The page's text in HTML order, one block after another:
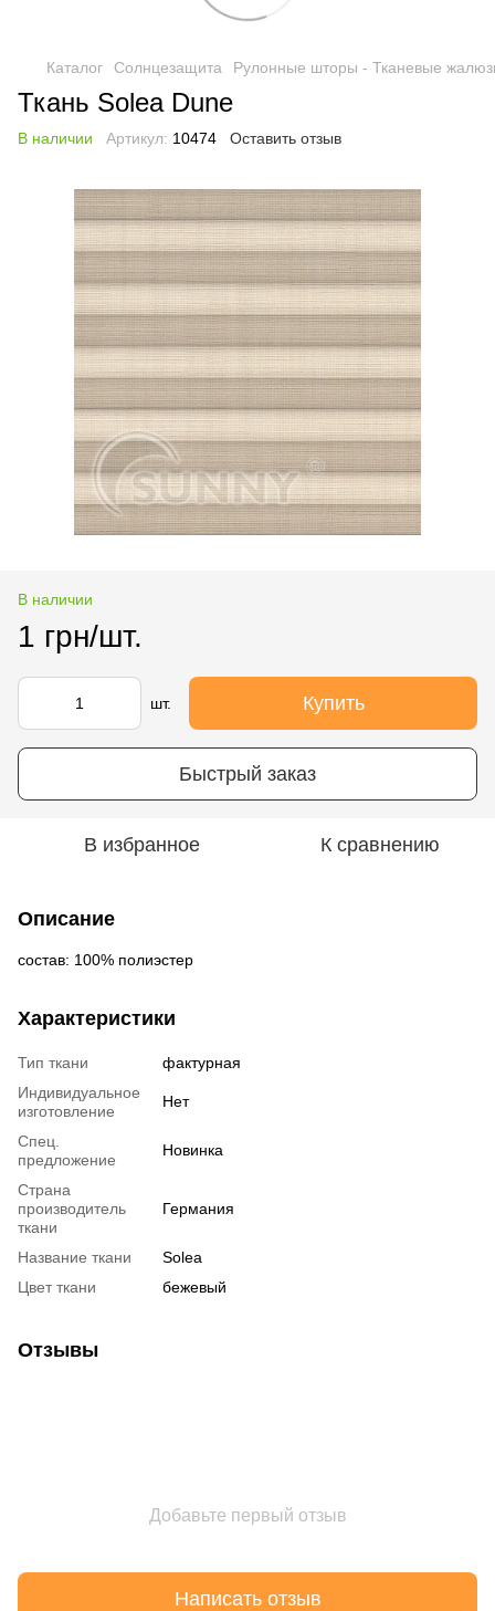
Каталог Солнцезащита Рулонные шторы - Тканевые
Ткань Solea Dune
В наличии Артикул: 10474 Оставить отзыв
В наличии
1 грн/шт.
шт. Купить
Быстрый заказ
В избранное К сравнению
Описание
состав: 100% полиэстер
Характеристики
Тип ткани
фактурная
Индивидуальное
изготовление
Нет
Спец.
предложение
Новинка
Страна
производитель
ткани
Германия
Название ткани
Solea
Цвет ткани
бежевый
Отзывы
Добавьте первый отзыв
Написать отзыв